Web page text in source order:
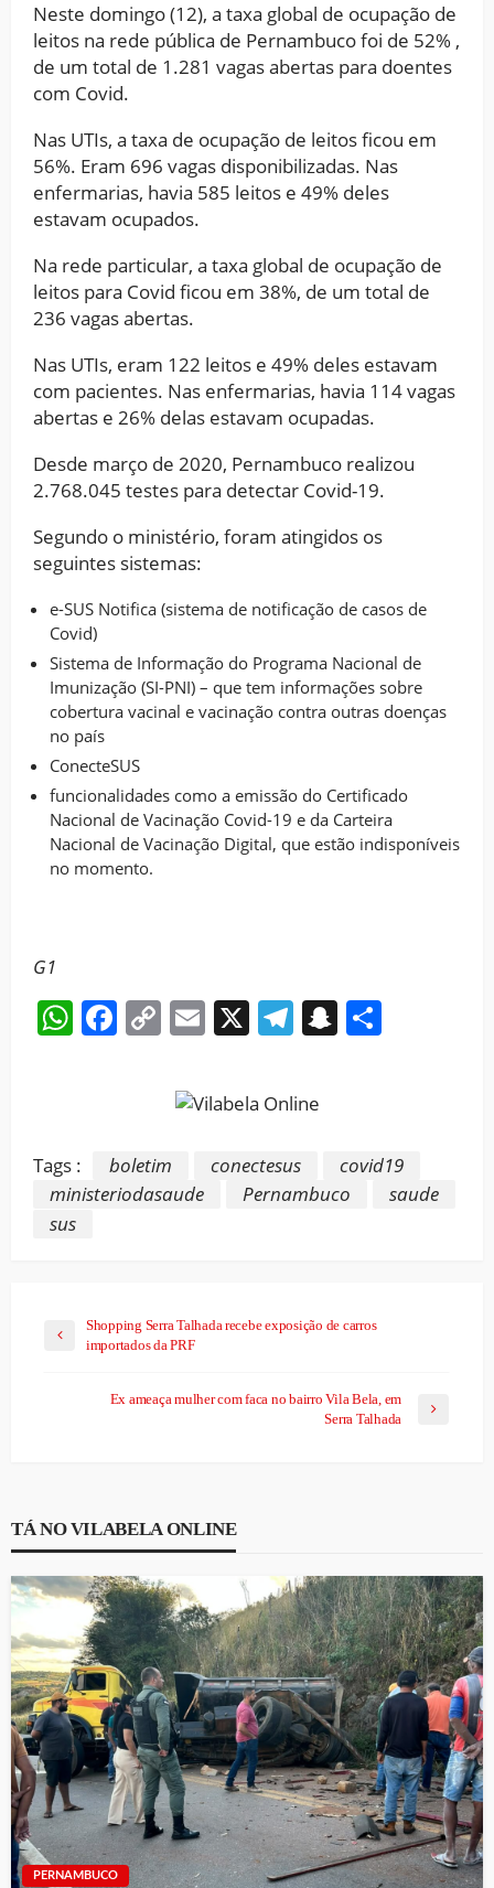
Neste domingo (12), a taxa global de ocupação de
leitos na rede pública de Pernambuco foi de 52% ,
de um total de 1.281 vagas abertas para doentes
com Covid.
Nas UTIs, a taxa de ocupação de leitos ficou em
56%. Eram 696 vagas disponibilizadas. Nas
enfermarias, havia 585 leitos e 49% deles
estavam ocupados.
Na rede particular, a taxa global de ocupação de
leitos para Covid ficou em 38%, de um total de
236 vagas abertas.
Nas UTIs, eram 122 leitos e 49% deles estavam
com pacientes. Nas enfermarias, havia 114 vagas
abertas e 26% delas estavam ocupadas.
Desde março de 2020, Pernambuco realizou
2.768.045 testes para detectar Covid-19.
Segundo o ministério, foram atingidos os
seguintes sistemas:
e-SUS Notifica (sistema de notificação de casos de
Covid)
Sistema de Informação do Programa Nacional de
Imunização (SI-PNI) – que tem informações sobre
cobertura vacinal e vacinação contra outras doenças
no país
ConecteSUS
funcionalidades como a emissão do Certificado
Nacional de Vacinação Covid-19 e da Carteira
Nacional de Vacinação Digital, que estão indisponíveis
no momento.
G1
WhatsApp
Facebook
CopyEmail
X Telegram
Snapchat
Tags : boletim conectesus
covid19
ministeriodasaude
Pernambuco
saude
sus
Shopping Serra Talhada recebe exposição de carros
importados da PRF
Ex ameaça mulher com faca no bairro Vila Bela, em
Serra Talhada
TÁ NO VILABELA ONLINE
PERNAMBUCO